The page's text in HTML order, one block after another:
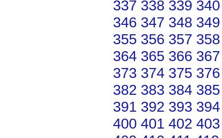
337 338 339 340
346 347 348 349
355 356 357 358
364 365 366 367
373 374 375 376
382 383 384 385
391 392 393 394
400 401 402 403